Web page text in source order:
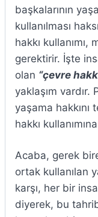
başkalarının
kullanılması
hakkı
gerektirir. İşte
olan “çevre
yaklaşım vardır.
yaşama
hakkı
Acaba, gerek
ortak kullanılan
karşı, her bir
diyerek, bu